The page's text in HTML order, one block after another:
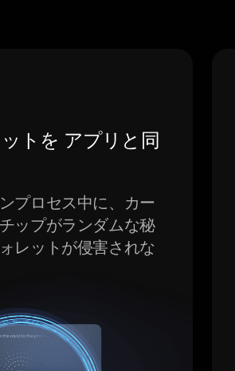
トを アプリと同
プロセス中に、カー
ップがランダムな秘
レットが侵害されな